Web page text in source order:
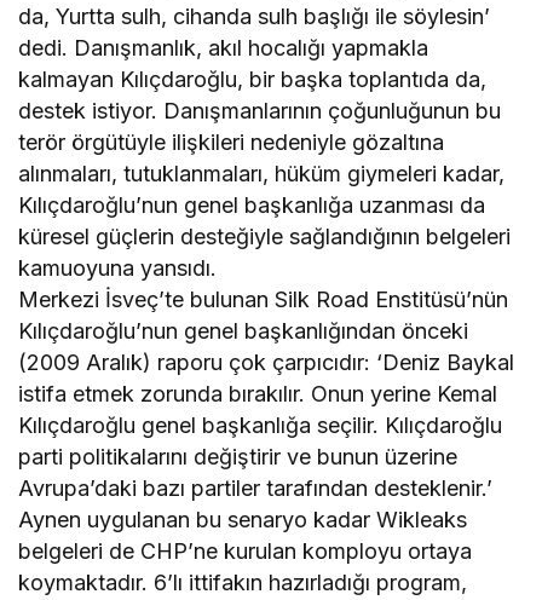
da, Yurtta sulh, cihanda sulh başlığı ile söylesin’
dedi. Danışmanlık, akıl hocalığı yapmakla
kalmayan Kılıçdaroğlu, bir başka toplantıda da,
destek istiyor. Danışmanlarının çoğunluğunun bu
terör örgütüyle ilişkileri nedeniyle gözaltına
alınmaları, tutuklanmaları, hüküm giymeleri kadar,
Kılıçdaroğlu’nun genel başkanlığa uzanması da
küresel güçlerin desteğiyle sağlandığının belgeleri
kamuoyuna yansıdı.
Merkezi İsveç’te bulunan Silk Road Enstitüsü’nün
Kılıçdaroğlu’nun genel başkanlığından önceki
(2009 Aralık) raporu çok çarpıcıdır: ‘Deniz Baykal
istifa etmek zorunda bırakılır. Onun yerine Kemal
Kılıçdaroğlu genel başkanlığa seçilir. Kılıçdaroğlu
parti politikalarını değiştirir ve bunun üzerine
Avrupa’daki bazı partiler tarafından desteklenir.’
Aynen uygulanan bu senaryo kadar Wikleaks
belgeleri de CHP’ne kurulan komployu ortaya
koymaktadır. 6’lı ittifakın hazırladığı program,